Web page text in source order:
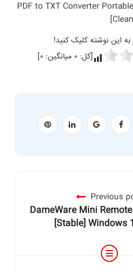
PDF to TXT Converter
به این نوشته کلیک کنید!
[کل: ۰ میانگین: ۰]
Previous
DameWare Mini
[Stable] Windows